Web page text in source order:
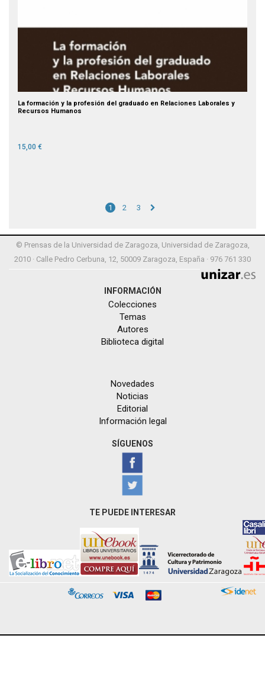
La formación y la profesión del graduado en Relaciones Laborales y
Recursos Humanos
15,00 €
1 2 3
© Prensas de la Universidad de Zaragoza, Universidad de Zaragoza,
2010 · Calle Pedro Cerbuna, 12, 50009 Zaragoza, España · 976 761 330
INFORMACIÓN
Colecciones
Temas
Autores
Biblioteca digital
Novedades
Noticias
Editorial
Información legal
SÍGUENOS
TE PUEDE INTERESAR